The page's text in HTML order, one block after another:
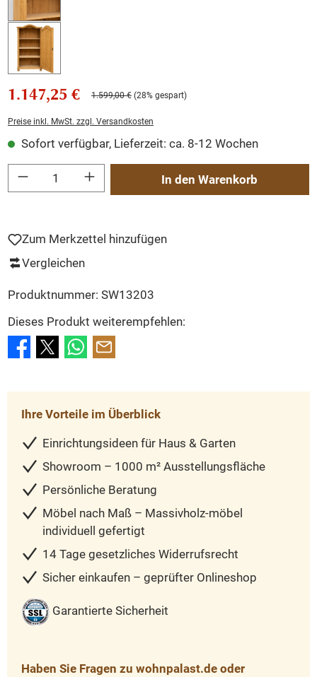
1.147,25 € 1.599,00 € (28% gespart)
Preise inkl. MwSt. zzgl. Versandkosten
Sofort verfügbar, Lieferzeit: ca. 8-12 Wochen
Produkt Anzahl: Gib den gewünschten Wert ein oder benutze die Schaltflächen
In den Warenkorb
Zum Merkzettel hinzufügen
Vergleichen
Produktnummer: SW13203
Dieses Produkt weiterempfehlen:
Ihre Vorteile im Überblick
Einrichtungsideen für Haus & Garten
Showroom – 1000 m² Ausstellungsfläche
Persönliche Beratung
Möbel nach Maß – Massivholz-möbel
individuell gefertigt
14 Tage gesetzliches Widerrufsrecht
Sicher einkaufen – geprüfter Onlineshop
Garantierte Sicherheit
Haben Sie Fragen zu wohnpalast.de oder